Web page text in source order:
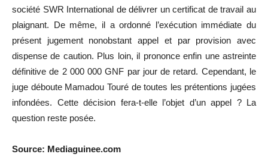
société SWR International de délivrer un certificat de travail au
plaignant. De même, il a ordonné l’exécution immédiate du
présent jugement nonobstant appel et par provision avec
dispense de caution. Plus loin, il prononce enfin une astreinte
définitive de 2 000 000 GNF par jour de retard. Cependant, le
juge déboute Mamadou Touré de toutes les prétentions jugées
infondées. Cette décision fera-t-elle l’objet d’un appel ? La
question reste posée.
Source: Mediaguinee.com